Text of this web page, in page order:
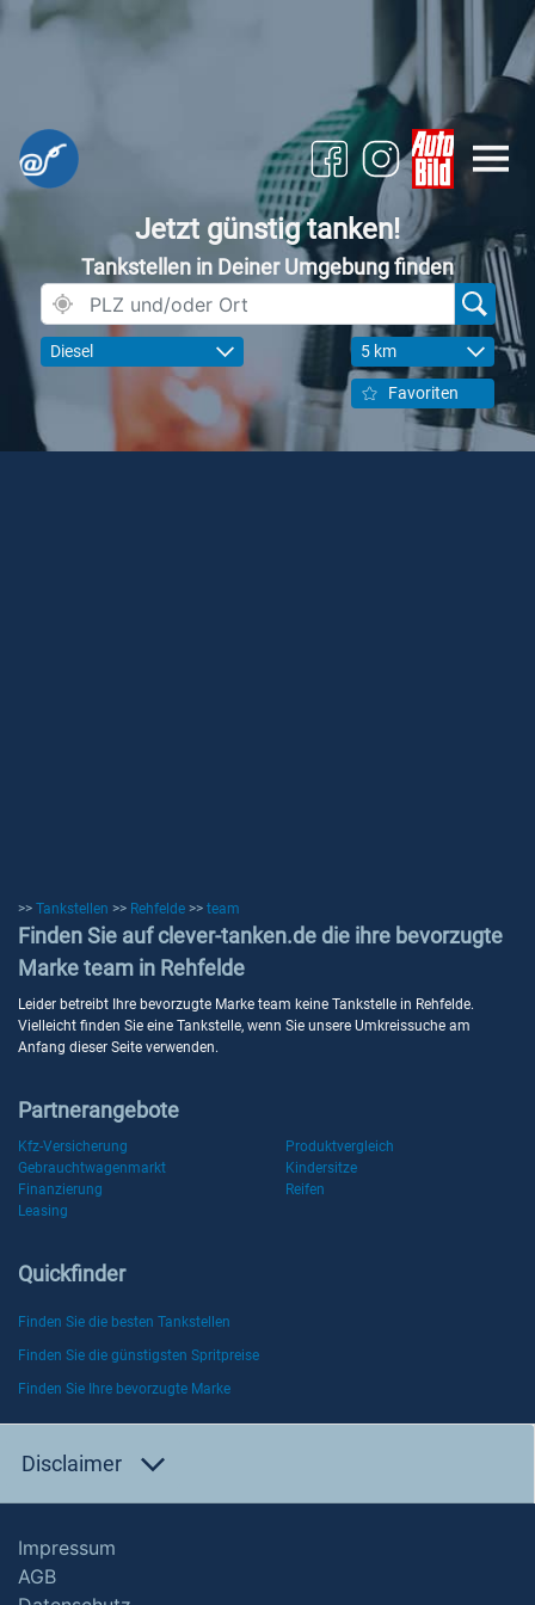
Jetzt günstig tanken!
Tankstellen in Deiner Umgebung finden
Diesel 5 km
Favoriten
>> Tankstellen >> Rehfelde >> team
Finden Sie auf clever-tanken.de die ihre bevorzugte
Marke team in Rehfelde
Leider betreibt Ihre bevorzugte Marke team keine Tankstelle in Rehfelde.
Vielleicht finden Sie eine Tankstelle, wenn Sie unsere Umkreissuche am
Anfang dieser Seite verwenden.
Partnerangebote
Kfz-Versicherung
Produktvergleich
Gebrauchtwagenmarkt
Kindersitze
Finanzierung
Reifen
Leasing
Quickfinder
Finden Sie die besten Tankstellen
Finden Sie die günstigsten Spritpreise
Finden Sie Ihre bevorzugte Marke
Disclaimer
Impressum
AGB